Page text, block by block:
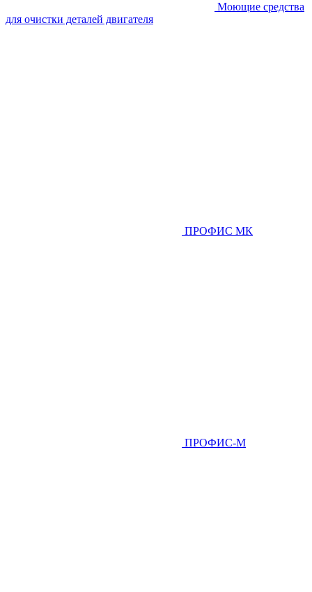
Моющие средства
для очистки деталей двигателя
ПРОФИС МК
ПРОФИС-М